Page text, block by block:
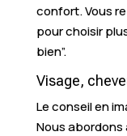
confort. Vous
pour choisir
bien”.
Visage,
Le conseil en
Nous abordons